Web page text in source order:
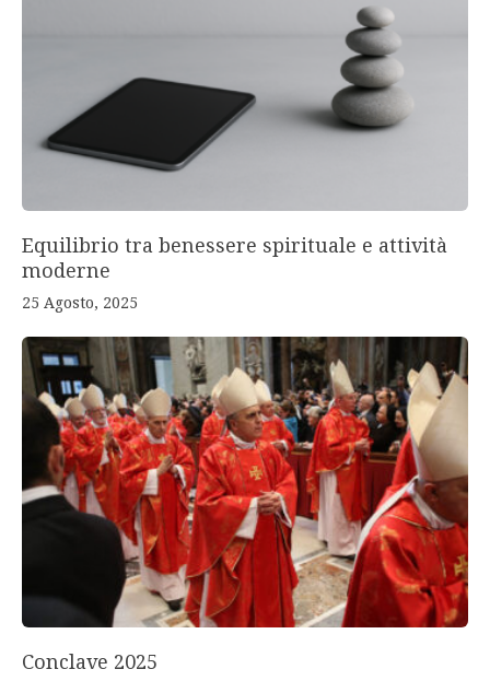
Equilibrio tra benessere spirituale e attività
moderne
25 Agosto, 2025
Conclave 2025